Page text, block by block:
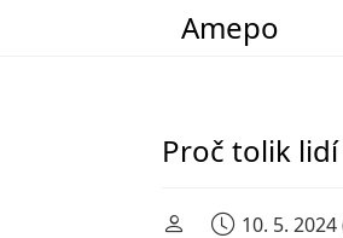
Main Navigation
Amepo
Proč tolik
10. 5. 2024